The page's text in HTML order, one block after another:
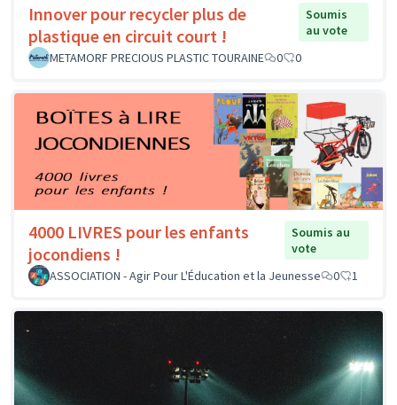
Innover pour recycler plus de
plastique en circuit court !
Soumis
au vote
METAMORF PRECIOUS PLASTIC TOURAINE
0 0
4000 LIVRES pour les enfants
jocondiens !
Soumis au
vote
ASSOCIATION - Agir Pour L'Éducation et la Jeunesse
0 1